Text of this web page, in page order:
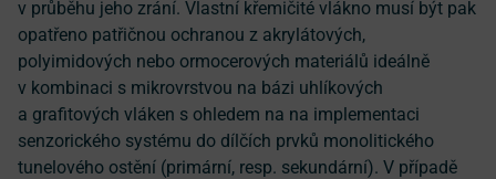
v průběhu jeho zrání. Vlastní křemičité vlákno musí být pak
opatřeno patřičnou ochranou z akrylátových,
polyimidových nebo ormocerových materiálů ideálně
v kombinaci s mikrovrstvou na bázi uhlíkových
a grafitových vláken s ohledem na na implementaci
senzorického systému do dílčích prvků monolitického
tunelového ostění (primární, resp. sekundární). V případě